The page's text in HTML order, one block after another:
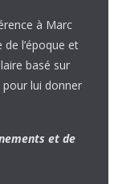
à Marc
l’époque et
basé sur
pour lui donner
et de